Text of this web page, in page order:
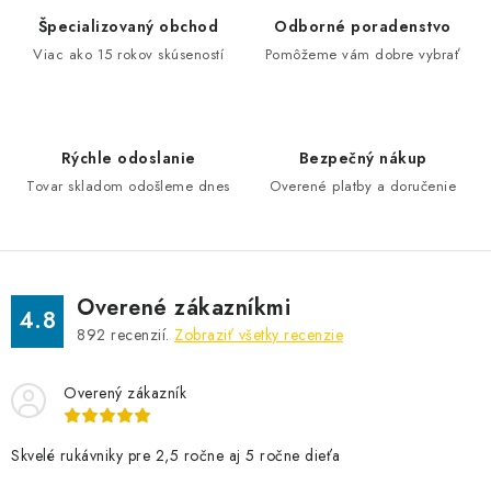
Špecializovaný obchod
Viac ako 15 rokov skúseností
Odborné poradenstvo
Pomôžeme vám dobre vybrať
Rýchle odoslanie
Tovar skladom odošleme dnes
Bezpečný nákup
Overené platby a doručenie
4.8 Overené zákazníkmi
892 recenzií. Zobraziť všetky recenzie
Overený zákazník
Skvelé rukávniky pre 2,5 ročne aj 5 ročne dieťa